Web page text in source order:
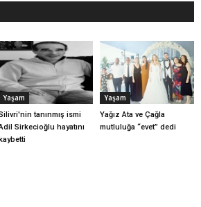
Yaşam
tanınmış ismi
Sirkecioğlu hayatını
kaybetti
Yaşam
Yağız Ata ve Çağla
mutluluğa “evet” dedi